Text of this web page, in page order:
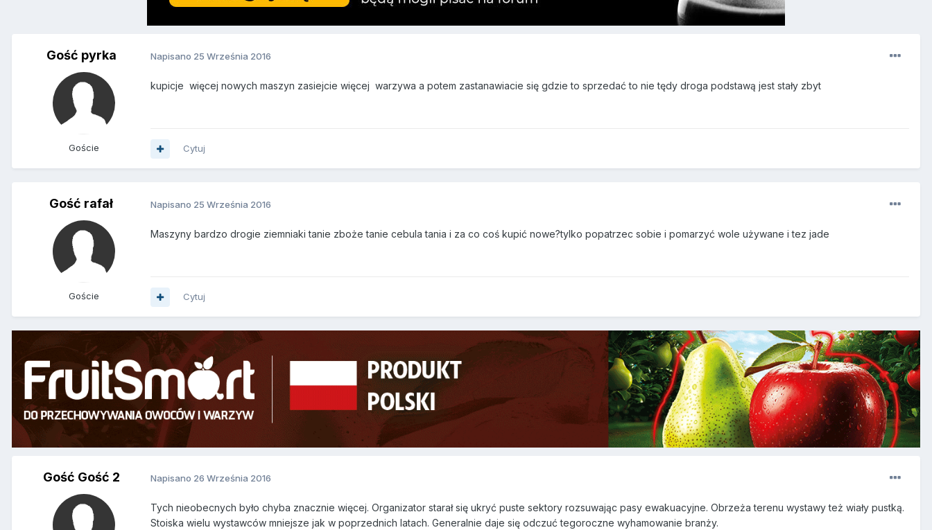
Gość pyrka
Goście
Napisano 25 Września 2016
kupicje więcej nowych maszyn zasiejcie więcej warzywa a potem zastanawiacie się gdzie to sprzedać to nie tędy droga podstawą jest stały zbyt
Cytuj
Gość rafał
Goście
Napisano 25 Września 2016
Maszyny bardzo drogie ziemniaki tanie zboże tanie cebula tania i za co coś kupić nowe?tylko popatrzec sobie i pomarzyć wole używane i tez jade
Cytuj
Gość Gość 2 Napisano 26 Września 2016
Tych nieobecnych było chyba znacznie więcej. Organizator starał się ukryć puste sektory rozsuwając pasy ewakuacyjne. Obrzeża terenu wystawy też wiały pustką.
Stoiska wielu wystawców mniejsze jak w poprzednich latach. Generalnie daje się odczuć tegoroczne wyhamowanie branży.